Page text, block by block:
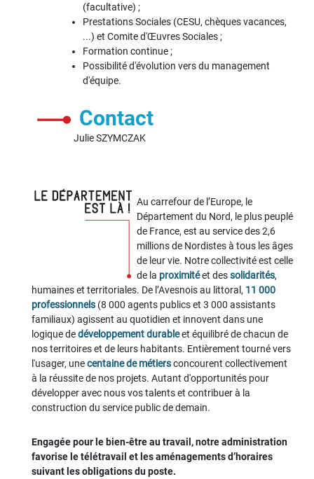
(facultative) ;
Prestations Sociales (CESU, chèques vacances,
...) et Comite d'Œuvres Sociales ;
Formation continue ;
Possibilité d'évolution vers du management
d'équipe.
Contact
Julie SZYMCZAK
Au carrefour de l’Europe, le
Département du Nord, le plus peuplé
de France, est au service des 2,6
millions de Nordistes à tous les âges
de leur vie. Notre collectivité est celle
de la proximitéet dessolidarités,
humaines et territoriales. De l’Avesnois au littoral, 11 000
professionnels (8 000 agents publics et 3 000 assistants
familiaux) agissent au quotidien et innovent dans une
logique dedéveloppement durableet équilibré de chacun de
nos territoires et de leurs habitants. Entièrement tourné vers
l'usager, unecentaine de métiersconcourent collectivement
à la réussite de nos projets. Autant d'opportunités pour
développer avec nous vos talents et contribuer à la
construction du service public de demain.
Engagée pour le bien-être au travail, notre administration
favorise le télétravail et les aménagements d’horaires
suivant les obligations du poste.